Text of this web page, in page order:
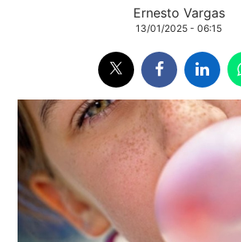
Ernesto Vargas
13/01/2025 - 06:15